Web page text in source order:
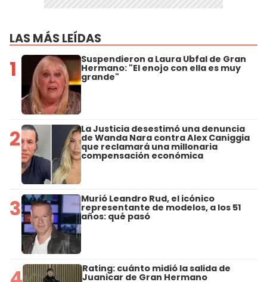
LAS MÁS LEÍDAS
1 Suspendieron a Laura Ubfal de Gran
Hermano: "El enojo con ella es muy
grande"
2 La Justicia desestimó una denuncia
de Wanda Nara contra Alex Caniggia
que reclamará una millonaria
compensación económica
3 Murió Leandro Rud, el icónico
representante de modelos, a los 51
años: qué pasó
Rating: cuánto midió la salida de
Juanicar de Gran Hermano